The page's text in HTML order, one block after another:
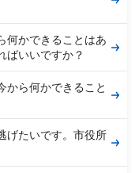
何かできることはあ
ばいいですか？
から何かできること
げたいです。市役所